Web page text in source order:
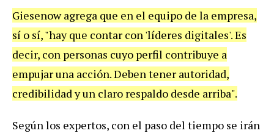
Giesenow agrega que en el equipo de la empresa,
sí o sí, "hay que contar con 'líderes digitales'. Es
decir, con personas cuyo perfil contribuye a
empujar una acción. Deben tener autoridad,
credibilidad y un claro respaldo desde arriba".
Según los expertos, con el paso del tiempo se irán